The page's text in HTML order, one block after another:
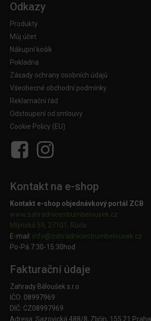
Odkazy
Produkty
Můj účet
Nákupní košík
Pokladna
Zásady ochrany osobních údajů
Všeobecné obchodní podmínky
Reklamační řád
Odstoupení od smlouvy
Cookie Policy (EU)
Kontakt na e-shop
Kontakt e-shop objednávkový portál ZCB
www.zahradnicentrumbelousek.cz
Mlýnská 59, 27101, Ruda
E-mail: info@zahradnicentrumbelousek. cz
Po-Pá 7:30-15:30hod
Fakturační údaje
Zahrady Běloušek s.r.o.
IČO: 08997969
DIČ: CZ08997969
Adresa: Sazovická 488/8, Zličín, 155 21 Praha